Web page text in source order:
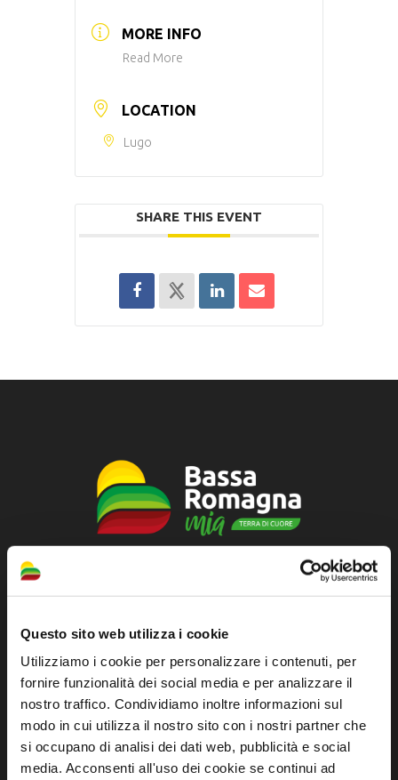
Questo sito web utilizza i cookie
Utilizziamo i cookie per personalizzare i contenuti, per
fornire funzionalità dei social media e per analizzare il
nostro traffico. Condividiamo inoltre informazioni sul
modo in cui utilizza il nostro sito con i nostri partner che
si occupano di analisi dei dati web, pubblicità e social
media. Acconsenti all'uso dei cookie se continui ad
MORE INFO
Read More
LOCATION
Lugo
SHARE THIS EVENT
Official tourist information site of the Union of
48012 Bagnacavallo (RA)
Tel. +39 0545 280898
turismo@unione.labassaromagna.it
P.IVA e Cod. Fiscale 02291370399